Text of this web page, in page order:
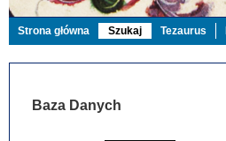
Strona główna Szukaj Tezaurus
Baza Danych